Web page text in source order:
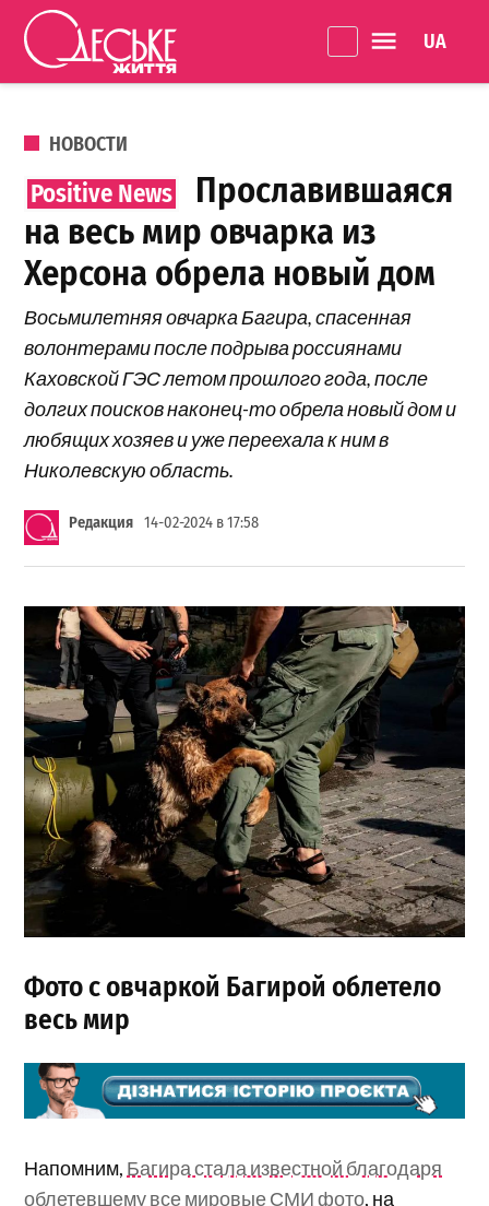
Перейти к содержанию
життя
ОПУБЛИКОВАНО В
НОВОСТИ
Прославившаяся
на весь мир овчарка из
Херсона обрела новый дом
Восьмилетняя овчарка Багира, спасенная
волонтерами после подрыва россиянами
Каховской ГЭС летом прошлого года, после
долгих поисков наконец-то обрела новый дом и
любящих хозяев и уже переехала к ним в
Николевскую область.
Редакция 14-02-2024 в 17:58
Фото с овчаркой Багирой облетело
весь мир
Напомним, Багира стала известной благодаря
облетевшему все мировые СМИ фото, на